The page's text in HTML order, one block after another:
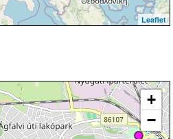
Leaflet
+
−